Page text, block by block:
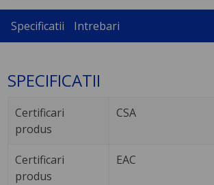
Specificatii Intrebari
SPECIFICATII
Certificari
produs
CSA
Certificari
produs
EAC